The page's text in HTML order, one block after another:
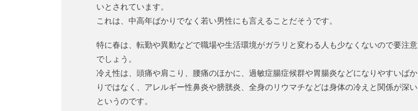
いとされています。
これは、中高年ばかりでなく若い男性にも言えることだそうです。
特に春は、転勤や異動などで職場や生活環境がガラリと変わる人も少なくないので要注意
でしょう。
冷え性は、頭痛や肩こり、腰痛のほかに、過敏症腸症候群や胃腸炎などになりやすいばか
りではなく、アレルギー性鼻炎や膀胱炎、全身のリウマチなどは身体の冷えと関係が深い
というのです。